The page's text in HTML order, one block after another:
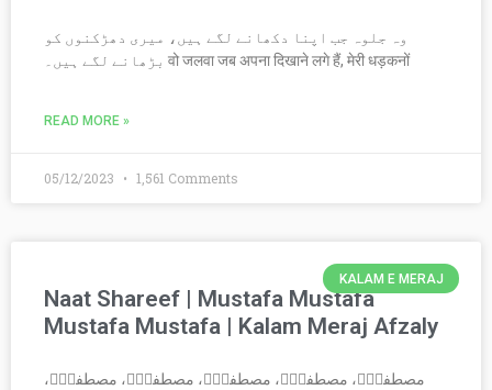
وہ جلوہ جب اپنا دکھانے لگے ہیں، میری دھڑکنوں کو
بڑھانے لگے ہیں۔ वो जलवा जब अपना दिखाने लगे हैं, मेरी धड़कनों
READ MORE »
05/12/2023 1,561 Comments
KALAM E MERAJ
Naat Shareef | Mustafa Mustafa
Mustafa Mustafa | Kalam Meraj Afzaly
مصطفیٰؐ، مصطفیٰؐ، مصطفیٰؐ، مصطفیٰؐ، مصطفیٰؐ،